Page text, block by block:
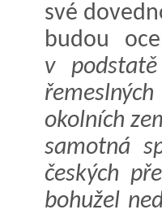
své
budou
v
okolních
samotná
českých
bohužel